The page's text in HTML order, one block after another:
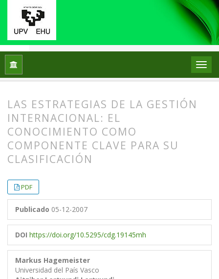
Inicio
LAS ESTRATEGIAS DE LA GESTIÓN
INTERNACIONAL: EL
CONOCIMIENTO COMO
COMPONENTE CLAVE PARA SU
CLASIFICACIÓN
PDF
Publicado 05-12-2007
DOI https://doi.org/10.5295/cdg.19145mh
Markus Hagemeister
Universidad del País Vasco